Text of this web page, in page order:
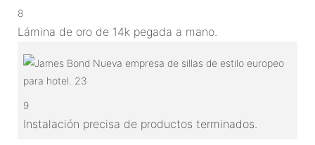
8
Lámina de oro de 14k pegada a mano.
9
Instalación precisa de productos terminados.